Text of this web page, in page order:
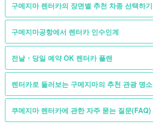
구메지마 렌터카의 장면별 추천 차종 선택하기
구메지마공항에서 렌터카 인수인계
전날・당일 예약 OK 렌터카 플랜
렌터카로 둘러보는 구메지마의 추천 관광 명소
쿠메지마 렌터카에 관한 자주 묻는 질문(FAQ)